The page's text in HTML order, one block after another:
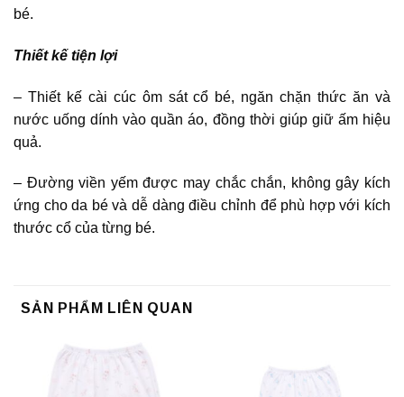
bé.
Thiết kế tiện lợi
– Thiết kế cài cúc ôm sát cổ bé, ngăn chặn thức ăn và
nước uống dính vào quần áo, đồng thời giúp giữ ấm hiệu
quả.
– Đường viền yếm được may chắc chắn, không gây kích
ứng cho da bé và dễ dàng điều chỉnh để phù hợp với kích
thước cổ của từng bé.
SẢN PHẨM LIÊN QUAN